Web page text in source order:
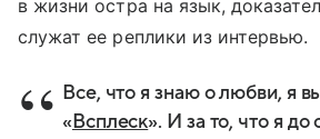
в жизни остра на язык,
служат ее реплики из интервью.
Все, что я знаю о любви, я
« Всплеск». И за то, что я до